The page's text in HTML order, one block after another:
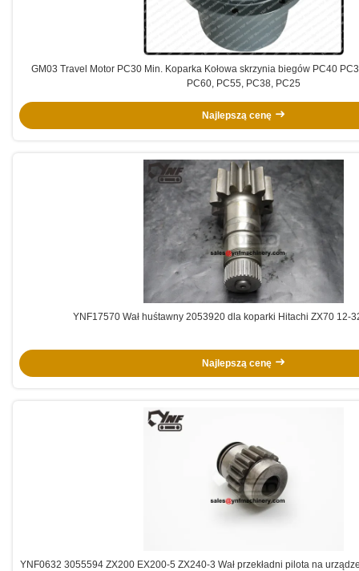
GM03 Travel Motor PC30 Min. Koparka Kołowa skrzynia biegów PC40
PC60, PC55, PC38, PC25
Najlepszą cenę
YNF17570 Wał
Najlepszą cenę
YNF0632 3055594 ZX200 EX200-5 ZX240-3 Wał przekładni pilota na